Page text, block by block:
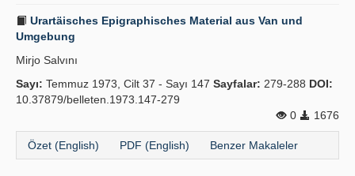
Dergi Kurulları
Yazım Kuralları
İlkeler
Kılavuzlar
Urartäisches Epigraphisches Material aus Van und
Umgebung
Mirjo Salvını
Sayı: Temmuz 1973, Cilt 37 - Sayı 147 Sayfalar: 279-288 DOI:
10.37879/belleten.1973.147-279
0
1676
Özet (English) PDF (English) Benzer Makaleler